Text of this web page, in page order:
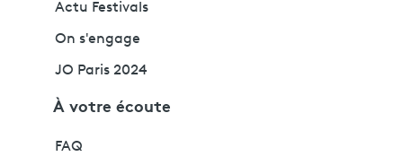
Actu Festivals
On s'engage
JO Paris 2024
À votre écoute
FAQ